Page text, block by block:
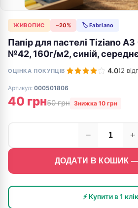
ЖИВОПИС −20% 🏷 Fabriano
Папір для пастелі Tiziano
№42, 160г/м2, синій,
ОЦІНКА ПОКУПЦІВ 4.0(2
Артикул: 000501806
40 грн50 грн Знижка 10 грн
− +
ДОДАТИ В КОШИК
⚡ Купити в 1 клік